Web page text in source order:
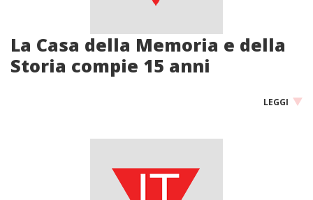
La Casa della Memoria e della
Storia compie 15 anni
LEGGI